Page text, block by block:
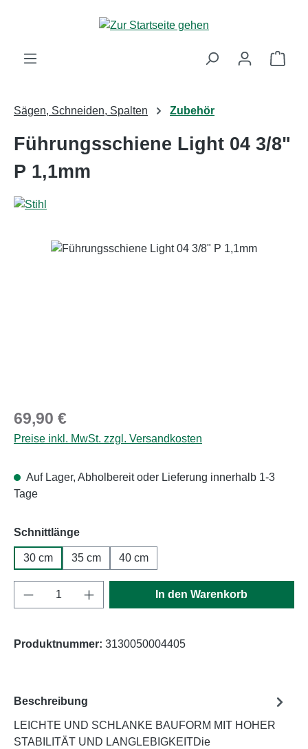
Zum Hauptinhalt springen
Sägen, Schneiden, Spalten Zubehör
Führungsschiene Light 04 3/8"
P 1,1mm
Bildergalerie überspringen
Regulärer Preis:
69,90 €
Preise inkl. MwSt. zzgl. Versandkosten
Auf Lager, Abholbereit oder Lieferung innerhalb 1-3
Tage
Schnittlängeauswählen
30 cm 35 cm 40 cm
Produkt Anzahl: Gib den gewünschten
In den Warenkorb
Produktnummer: 3130050004405
Beschreibung
LEICHTE UND SCHLANKE BAUFORM MIT HOHER
STABILITÄT UND LANGLEBIGKEITDie